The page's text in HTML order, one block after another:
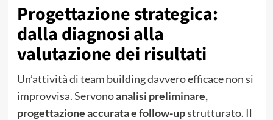
Progettazione strategica:
dalla diagnosi alla
valutazione dei risultati
Un’attività di team building davvero efficace non si
improvvisa. Servonoanalisi preliminare,
progettazione accurata e follow-upstrutturato. Il